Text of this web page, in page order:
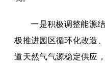
一是积极调整能源
极推进园区循环化改造
道天然气气源稳定供应